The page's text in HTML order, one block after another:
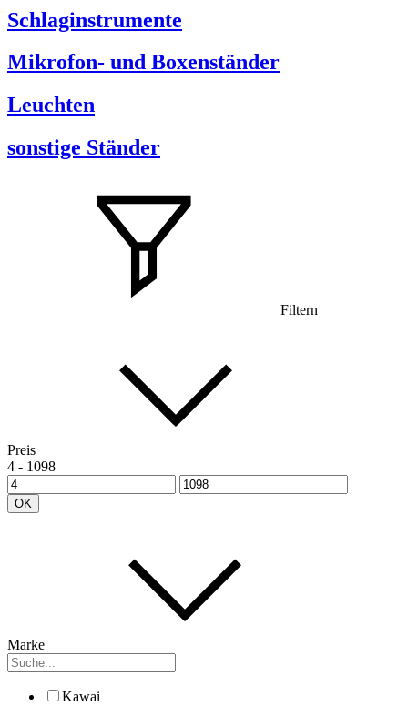
Schlaginstrumente
Mikrofon- und Boxenständer
Leuchten
sonstige Ständer
Filtern
Preis
4 - 1098
OK
Marke
Kawai